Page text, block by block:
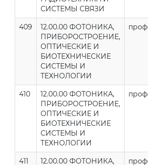
СИСТЕМЫ СВЯЗИ
409
12.00.00 ФОТОНИКА,
ПРИБОРОСТРОЕНИЕ,
ОПТИЧЕСКИЕ И
БИОТЕХНИЧЕСКИЕ
СИСТЕМЫ И
ТЕХНОЛОГИИ
410
12.00.00 ФОТОНИКА,
ПРИБОРОСТРОЕНИЕ,
ОПТИЧЕСКИЕ И
БИОТЕХНИЧЕСКИЕ
СИСТЕМЫ И
ТЕХНОЛОГИИ
411
12.00.00 ФОТОНИКА,